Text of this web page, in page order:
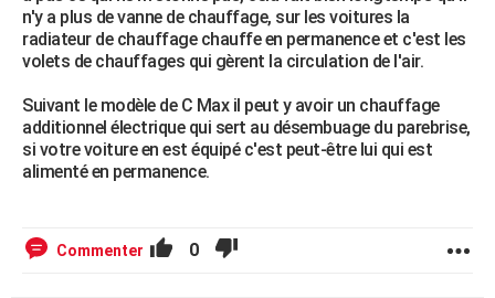
n'y a plus de vanne de chauffage, sur les voitures la
radiateur de chauffage chauffe en permanence et c'est les
volets de chauffages qui gèrent la circulation de l'air.
Suivant le modèle de C Max il peut y avoir un chauffage
additionnel électrique qui sert au désembuage du parebrise,
si votre voiture en est équipé c'est peut-être lui qui est
alimenté en permanence.
Commenter 0